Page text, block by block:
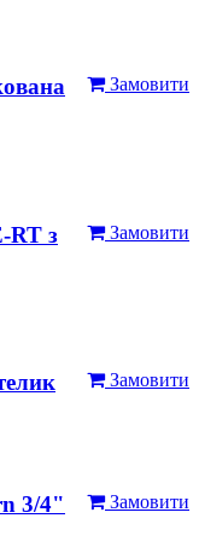
Замовити
Замовити
RT з
Замовити
Замовити
3/4"